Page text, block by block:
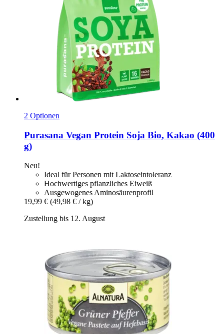
2 Optionen
Purasana Vegan Protein Soja Bio, Kakao (400
g)
Neu!
Ideal für Personen mit Laktoseintoleranz
Hochwertiges pflanzliches Eiweiß
Ausgewogenes Aminosäurenprofil
19,99 € (49,98 € / kg)
Zustellung bis 12. August